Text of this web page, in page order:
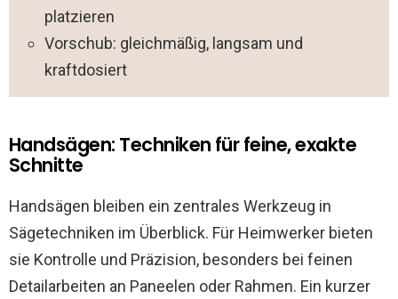
platzieren
Vorschub: gleichmäßig, langsam und
kraftdosiert
Handsägen: Techniken für feine, exakte
Schnitte
Handsägen bleiben ein zentrales Werkzeug in
Sägetechniken im Überblick. Für Heimwerker bieten
sie Kontrolle und Präzision, besonders bei feinen
Detailarbeiten an Paneelen oder Rahmen. Ein kurzer